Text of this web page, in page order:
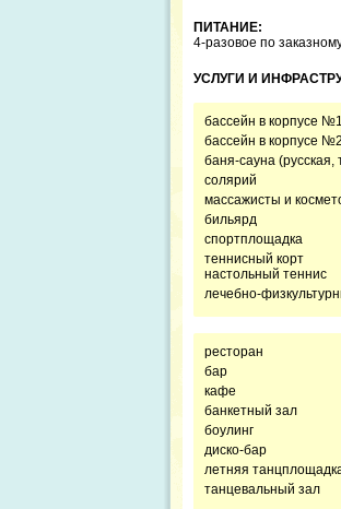
ПИТАНИЕ:
4-разовое по
УСЛУГИ И
бассейн в корпусе
бассейн в корпусе
баня-сауна (русская,
солярий
массажисты и
бильярд
спортплощадка
теннисный корт
настольный теннис
лечебно-
ресторан
бар
кафе
банкетный зал
боулинг
диско-бар
летняя
танцевальный зал